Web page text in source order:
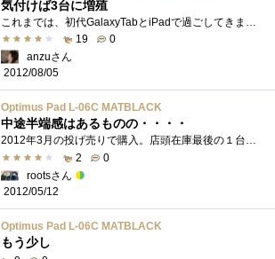
気付けば3台に増殖
19
0
anzuさん
2012/08/05
Optimus Pad L-06C MATBLACK
中途半端感はあるものの・・・・
2012年3月の投げ売りで購入。店頭在庫最後の１台で機種変更で入手しました。私的には、初アンドロイドタブレットです。さて、この機種の◯と×�...
2
0
rootsさん
2012/05/12
Optimus Pad L-06C MATBLACK
もう少し